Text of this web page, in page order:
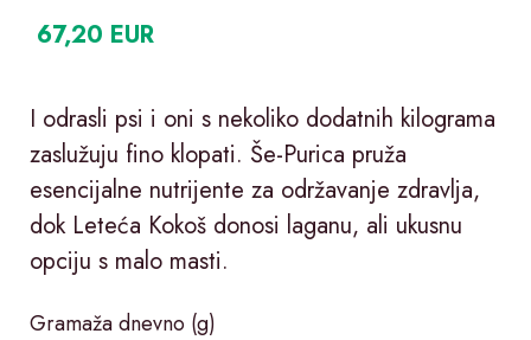
67,20 EUR
I odrasli psi i oni s nekoliko dodatnih kilograma
zaslužuju fino klopati. Še-Purica pruža
esencijalne nutrijente za održavanje zdravlja,
dok Leteća Kokoš donosi laganu, ali ukusnu
opciju s malo masti.
Gramaža dnevno (g)